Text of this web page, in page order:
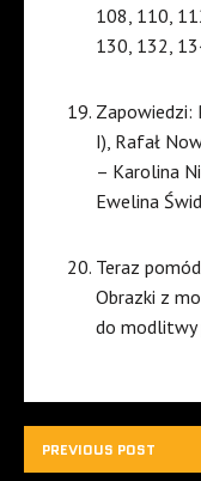
108, 110,
130, 132,
Zapowiedzi:
I), Rafał
– Karolina
Ewelina
Teraz
Obrazki z
do modlitwy
PREVIOUS POST